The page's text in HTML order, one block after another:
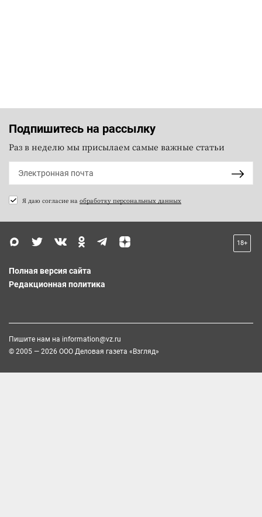
Подпишитесь на рассылку
Раз в неделю мы присылаем самые важные статьи
Я даю согласие на обработку персональных данных
18+
Полная версия сайта
Редакционная политика
Пишите нам на information@vz.ru
© 2005 — 2026 ООО Деловая газета «Взгляд»